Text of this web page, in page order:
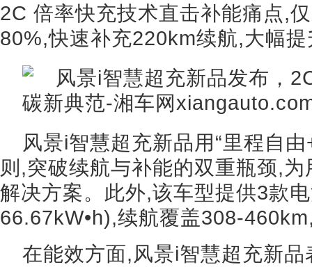
2C 倍率快充技术直击补能痛点,
80%,快速补充220km续航,大幅
风景i智慧超充新品用“里程自
则,突破续航与补能的双重瓶颈,
解决方案。此外,该车型提供3款
66.67kW•h),续航覆盖308-
在能效方面,风景i智慧超充新